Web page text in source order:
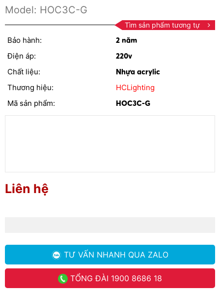
Model: HOC3C-G
Tìm sản phẩm tương tự
Bảo hành:
2 năm
Điện áp:
220v
Chất liệu:
Nhựa acrylic
Thương hiệu:
HCLighting
Mã sản phẩm:
HOC3C-G
Liên hệ
TƯ VẤN NHANH QUA ZALO
TỔNG ĐÀI 1900 8686 18